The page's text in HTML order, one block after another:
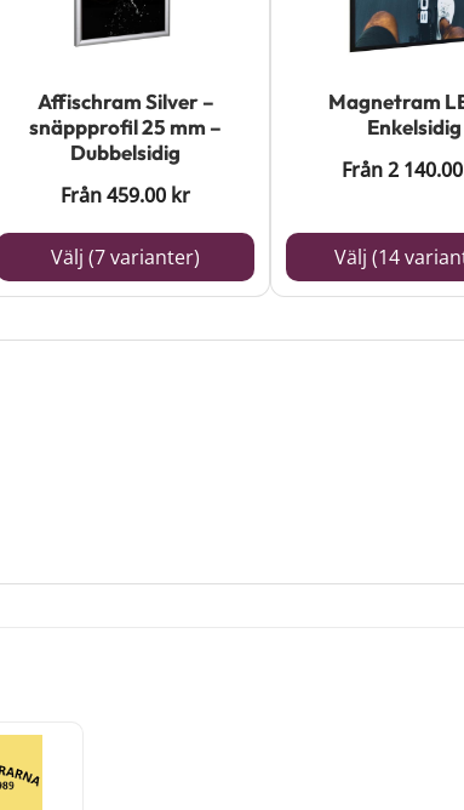
Affischram Silver –
snäppprofil 25 mm –
Dubbelsidig
Från459.00 kr
Välj (7 varianter)
alternativen
produktsidan
Magnetram
Enkelsidig
Från2 140.00
Välj (14
alternativen
produktsidan